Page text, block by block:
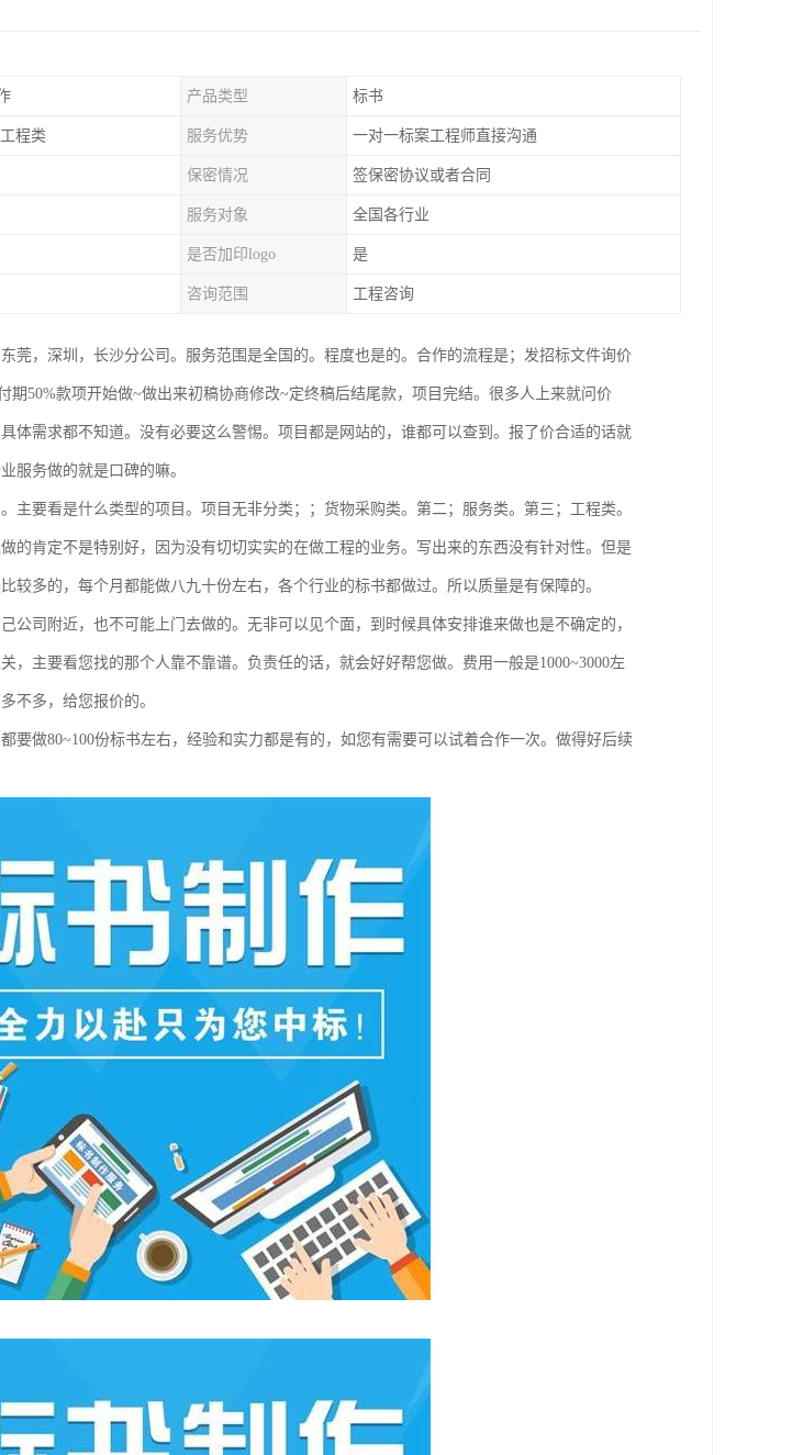
产品类型 标书
程类 服务优势 一对一标案工程师直接沟通
保密情况 签保密协议或者合同
服务对象 全国各行业
是否加印logo 是
咨询范围 工程咨询
莞，深圳，长沙分公司。服务范围是全国的。程度也是的。合作的流程是；发招标文件询价
期50%款项开始做~做出来初稿协商修改~定终稿后结尾款，项目完结。很多人上来就问价
体需求都不知道。没有必要这么警惕。项目都是网站的，谁都可以查到。报了价合适的话就
服务做的就是口碑的嘛。
主要看是什么类型的项目。项目无非分类；；货物采购类。第二；服务类。第三；工程类。
的肯定不是特别好，因为没有切切实实的在做工程的业务。写出来的东西没有针对性。但是
较多的，每个月都能做八九十份左右，各个行业的标书都做过。所以质量是有保障的。
公司附近，也不可能上门去做的。无非可以见个面，到时候具体安排谁来做也是不确定的，
，主要看您找的那个人靠不靠谱。负责任的话，就会好好帮您做。费用一般是1000~3000左
不多，给您报价的。
要做80~100份标书左右，经验和实力都是有的，如您有需要可以试着合作一次。做得好后续